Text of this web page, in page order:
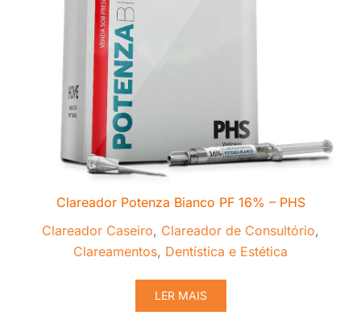
Clareador Potenza Bianco PF 16% – PHS
Clareador Caseiro, Clareador de Consultório,
Clareamentos, Dentística e Estética
LER MAIS